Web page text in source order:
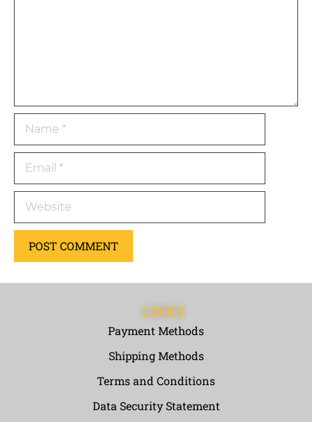
LINKS
Payment Methods
Shipping Methods
Terms and Conditions
Data Security Statement